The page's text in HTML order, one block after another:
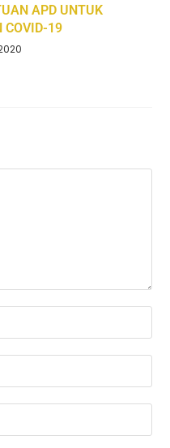
APD UNTUK
COVID-19